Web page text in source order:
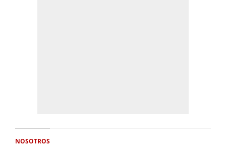
NOSOTROS